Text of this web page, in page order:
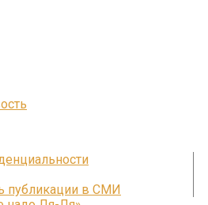
публикации в СМИ